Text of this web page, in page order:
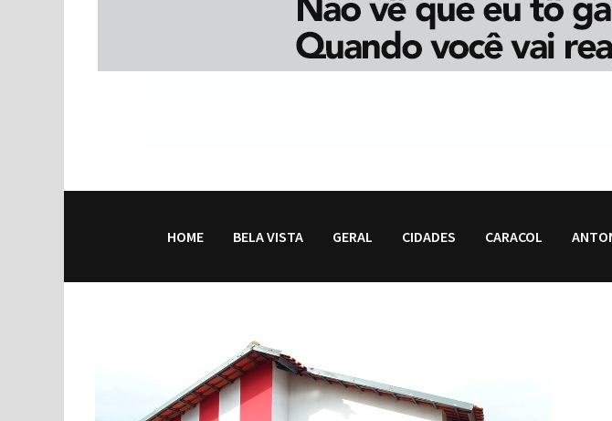
HOME BELA VISTA GERAL CIDADES CARACOL